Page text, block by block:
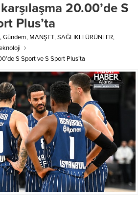
20.00’de S
Plus’ta
,Gündem, MANŞET,SAĞLIKLI ÜRÜNLER,
S Sport ve S Sport Plus’ta